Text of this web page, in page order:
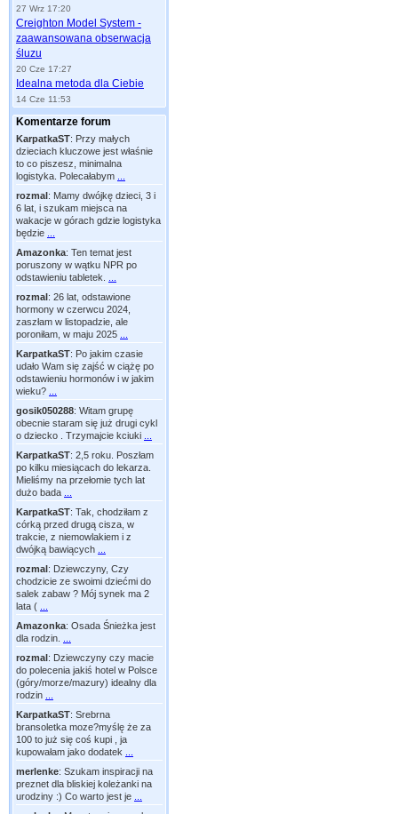
27 Wrz 17:20
Creighton Model System -
zaawansowana obserwacja
śluzu
20 Cze 17:27
Idealna metoda dla Ciebie
14 Cze 11:53
Komentarze forum
KarpatkaST: Przy małych
dzieciach kluczowe jest właśnie
to co piszesz, minimalna
logistyka. Polecałabym
rozmal: Mamy dwójkę dzieci, 3 i
6 lat, i szukam miejsca na
wakacje w górach gdzie logistyka
będzie
Amazonka: Ten temat jest
poruszony w wątku NPR po
odstawieniu tabletek.
rozmal: 26 lat, odstawione
hormony w czerwcu 2024,
zaszłam w listopadzie, ale
poroniłam, w maju 2025
KarpatkaST: Po jakim czasie
udało Wam się zajść w ciążę po
odstawieniu hormonów i w jakim
wieku?
gosik050288: Witam grupę
obecnie staram się już drugi cykl
o dziecko . Trzymajcie kciuki
KarpatkaST: 2,5 roku. Poszłam
po kilku miesiącach do lekarza.
Mieliśmy na przełomie tych lat
dużo bada
KarpatkaST: Tak, chodziłam z
córką przed drugą cisza, w
trakcie, z niemowlakiem i z
dwójką bawiących
rozmal: Dziewczyny, Czy
chodzicie ze swoimi dziećmi do
salek zabaw ? Mój synek ma 2
lata (
Amazonka: Osada Śnieżka jest
dla rodzin.
rozmal: Dziewczyny czy macie
do polecenia jakiś hotel w Polsce
(góry/morze/mazury) idealny dla
rodzin
KarpatkaST: Srebrna
bransoletka moze?myślę że za
100 to już się coś kupi , ja
kupowałam jako dodatek
merlenke: Szukam inspiracji na
preznet dla bliskiej koleżanki na
urodziny :) Co warto jest je